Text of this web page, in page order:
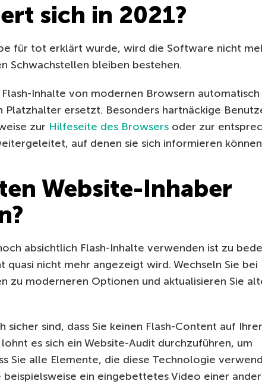
sich in 2021?
für tot erklärt wurde, wird die Software nicht
Schwachstellen bleiben bestehen.
Inhalte von modernen Browsern automatisch
Platzhalter ersetzt. Besonders hartnäckige
zur Hilfeseite des Browsers oder zur
auf denen sie sich informieren
Website-Inhaber
absichtlich Flash-Inhalte verwenden ist zu
quasi nicht mehr angezeigt wird. Wechseln Sie bei
zu moderneren Optionen und aktualisieren Sie
sicher sind, dass Sie keinen Flash-Content auf Ihrer
es sich ein Website-Audit durchzuführen, um
Sie alle Elemente, die diese Technologie
ein eingebettetes Video einer